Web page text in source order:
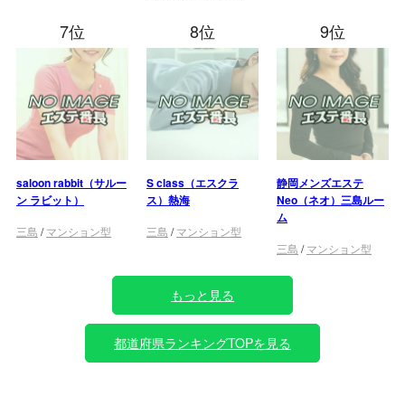
7位
saloon rabbit（サルー
ン ラビット）
三島 /マンション型
8位
S class（エスクラ
ス）熱海
三島 /マンション型
9位
静岡メンズエステ
Neo（ネオ）三島ルー
ム
三島 /マンション型
もっと見る
都道府県ランキングTOPを見る